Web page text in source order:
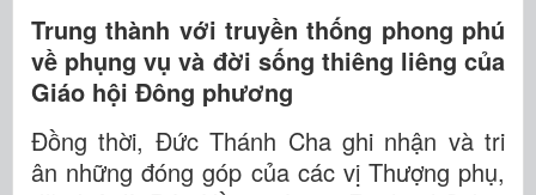
Trung thành với truyền thống phong phú
về phụng vụ và đời sống thiêng liêng của
Giáo hội Đông phương
Đồng thời, Đức Thánh Cha ghi nhận và tri
ân những đóng góp của các vị Thượng phụ,